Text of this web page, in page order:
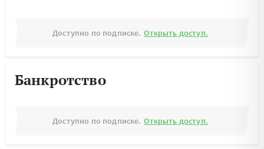
Доступно по подписке. Открыть доступ.
Банкротство
Доступно по подписке. Открыть доступ.